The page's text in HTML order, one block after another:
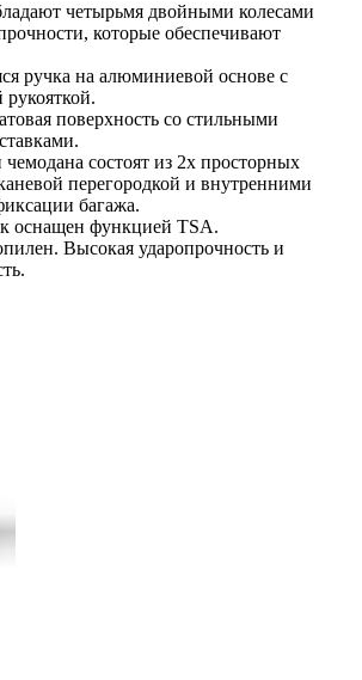
четырьмя двойными колесами
которые обеспечивают
ручка на алюминиевой основе с
поверхность со стильными
состоят из 2х просторных
перегородкой и внутренними
багажа.
оснащен функцией TSA.
Высокая ударопрочность и